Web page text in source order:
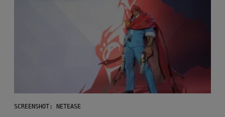
SCREENSHOT: NETEASE